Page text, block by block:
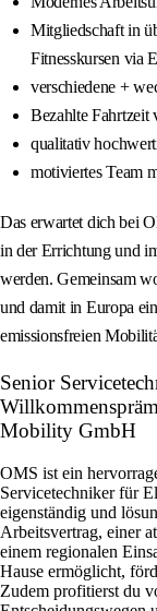
Mitgliedschaft in
Fitnesskursen via
verschiedene +
Bezahlte Fahrtzeit
qualitativ
motiviertes Team
Das erwartet dich bei
in der Errichtung und
werden. Gemeinsam
und damit in Europa
emissionsfreien
Senior
Mobility GmbH
OMS ist ein
Servicetechniker für
eigenständig und
Arbeitsvertrag, einer
einem regionalen
Hause ermöglicht,
Zudem profitierst du